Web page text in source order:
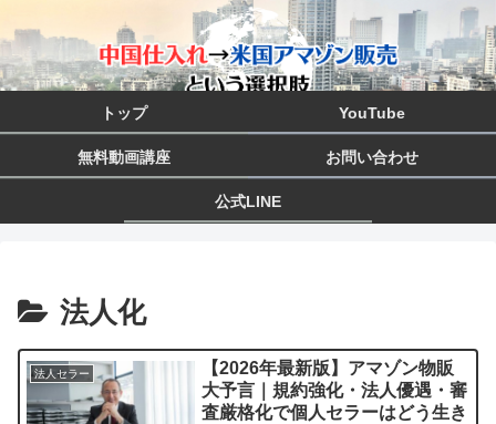
トップ YouTube
無料動画講座 お問い合わせ
公式LINE
法人化
法人セラー
【2026年最新版】アマゾン物販
大予言｜規約強化・法人優遇・審
査厳格化で個人セラーはどう生き